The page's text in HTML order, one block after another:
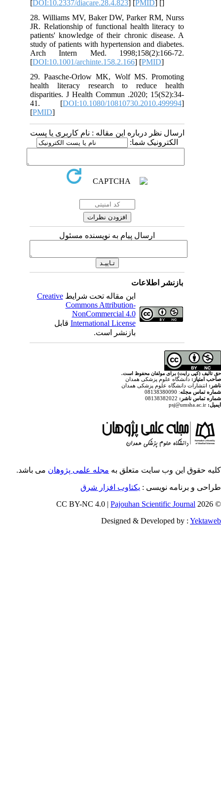
[DOI:10.2337/diacare.28.4.823
28. Williams MV, Baker DW, Parker
JR. Relationship of functional health
patients' knowledge of their chronic
study of patients with hypertension and
Arch Intern Med.
[DOI:10.1001/archinte.158.2.166
29. Paasche-Orlow MK, Wolf MS.
health literacy research to
disparities. J Health Commun .2020;
41. [DOI:10.1080/
درباره این مقاله : نام کاربری یا پست
ارسال پیام به نویسنده مسئول
این مقاله تحت شرایطCreative
Commons Attribution-
NonCommercial 4.0
International Licenseقابل
محفوظ است.
همدان
پزشکی همدان
متعلق به مجله علمی پژوهان می باشد.
:یکتاوب افزار شرق
Pajouhan
Designed &